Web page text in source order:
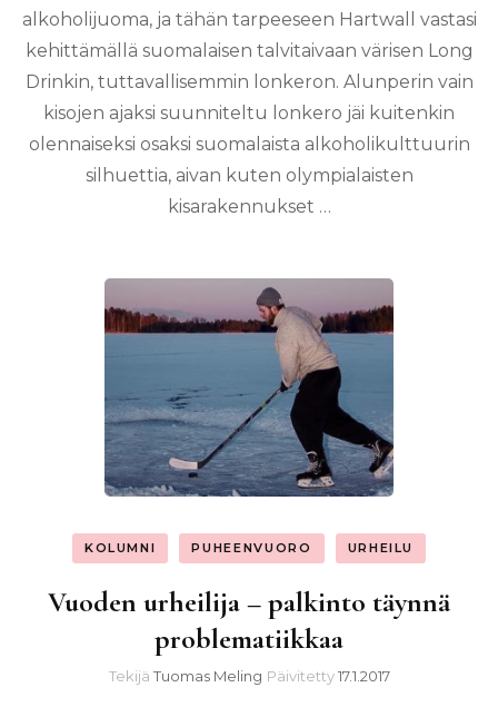
alkoholijuoma, ja tähän tarpeeseen Hartwall vastasi
kehittämällä suomalaisen talvitaivaan värisen Long
Drinkin, tuttavallisemmin lonkeron. Alunperin vain
kisojen ajaksi suunniteltu lonkero jäi kuitenkin
olennaiseksi osaksi suomalaista alkoholikulttuurin
silhuettia, aivan kuten olympialaisten
kisarakennukset …
KOLUMNI PUHEENVUORO URHEILU
Vuoden urheilija – palkinto täynnä
problematiikkaa
Tekijä Tuomas Meling Päivitetty17.1.2017